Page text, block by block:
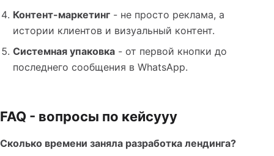
Контент-маркетинг- не просто реклама, а
истории клиентов и визуальный контент.
Системная упаковка- от первой кнопки до
последнего сообщения в WhatsApp.
FAQ - вопросы по кейсууу
Сколько времени заняла разработка лендинга?